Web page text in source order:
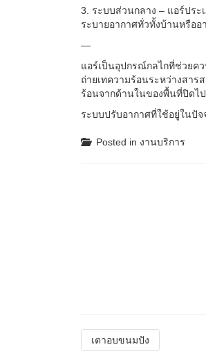
3. ระบบส่วนกลาง – แอร์ปร
ระบายอากาศทั่วทั้งบ้านหรืออ
—
แอร์เป็นอุปกรณ์กลไกที่ช่วยค
ถ่ายเทความร้อนระหว่างสาร
ร้อนจากด้านในของพื้นที่ปิดไ
ระบบปรับอากาศที่ใช้อยู่ในปั
Posted in งานบริการ
เตาอบขนมปัง